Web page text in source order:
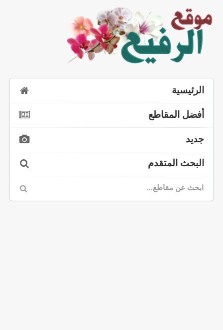
الرئيسية
أفضل المقاطع
جديد
البحث المتقدم